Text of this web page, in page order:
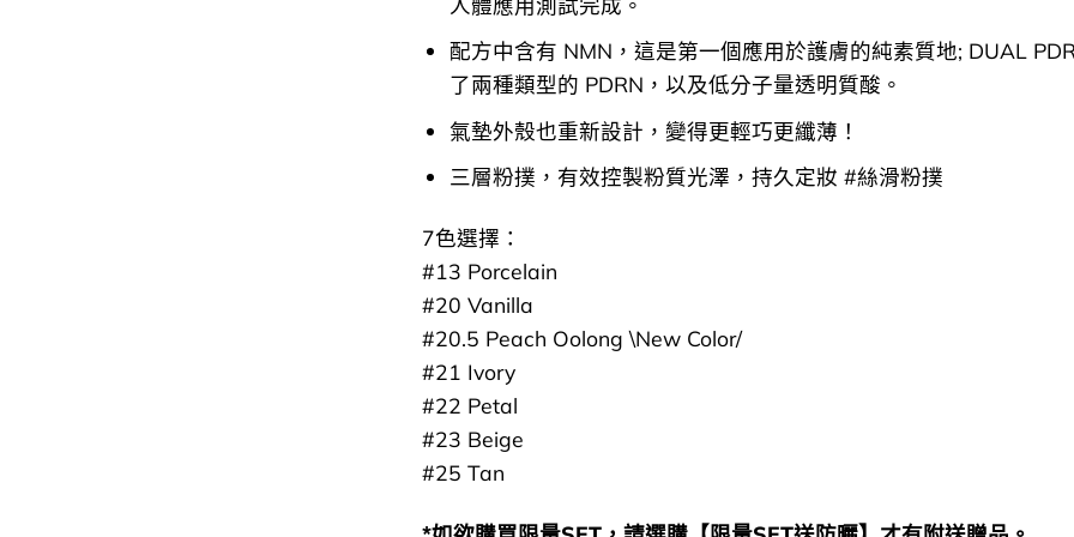
配方中含有 NMN，這是第一個應用於護膚的純素質地; DUAL
了兩種類型的 PDRN，以及低分子量透明質酸。
氣墊外殼也重新設計，變得更輕巧更纖薄！
三層粉撲，有效控製粉質光澤，持久定妝 #絲滑粉撲
7色選擇：
#13 Porcelain
#20 Vanilla
#20.5 Peach Oolong \New Color/
#21 Ivory
#22 Petal
#23 Beige
#25 Tan